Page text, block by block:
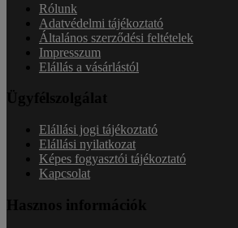
Rólunk
Adatvédelmi tájékoztató
Általános szerződési feltételek
Impresszum
Elállás a vásárlástól
Ügyfélszolgálat
Elállási jogi tájékoztató
Elállási nyilatkozat
Képes fogyasztói tájékoztató
Kapcsolat
Hasznos információk